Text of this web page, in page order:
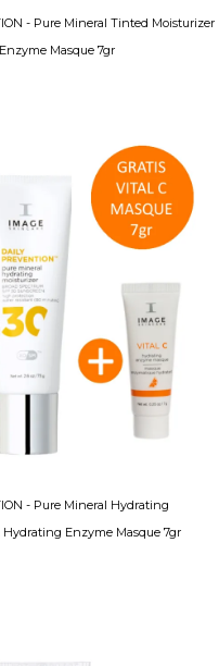
- Pure Mineral Tinted Moisturizer
Masque 7gr
- Pure Mineral Hydrating
Hydrating Enzyme Masque 7gr